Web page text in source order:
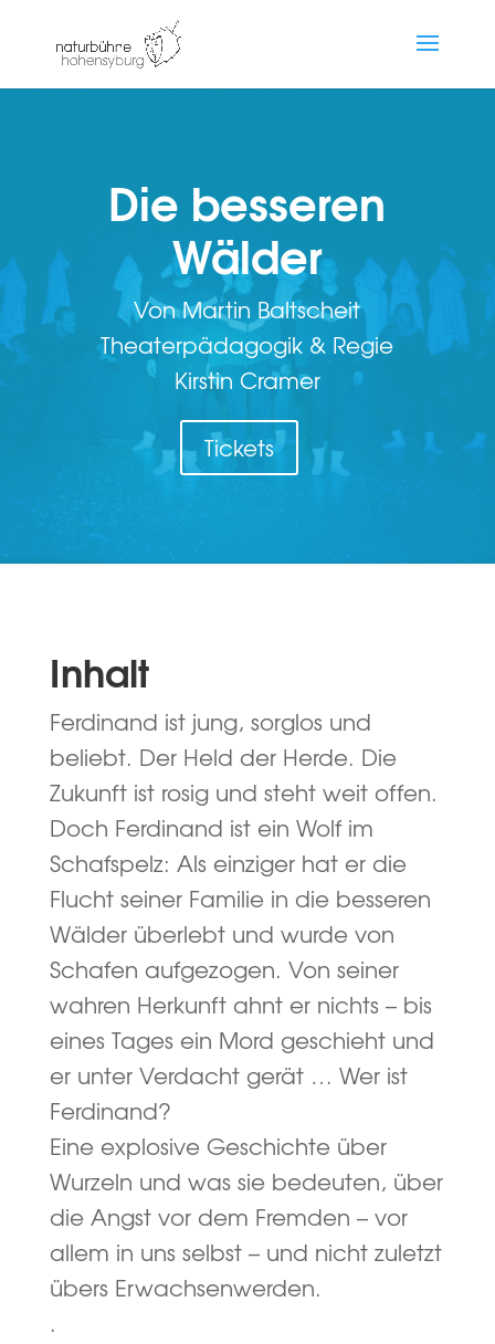
Die besseren
Wälder
Von Martin Baltscheit
Theaterpädagogik & Regie
Kirstin Cramer
Tickets
Inhalt
Ferdinand ist jung, sorglos und
beliebt. Der Held der Herde. Die
Zukunft ist rosig und steht weit offen.
Doch Ferdinand ist ein Wolf im
Schafspelz: Als einziger hat er die
Flucht seiner Familie in die besseren
Wälder überlebt und wurde von
Schafen aufgezogen. Von seiner
wahren Herkunft ahnt er nichts – bis
eines Tages ein Mord geschieht und
er unter Verdacht gerät … Wer ist
Ferdinand?
Eine explosive Geschichte über
Wurzeln und was sie bedeuten, über
die Angst vor dem Fremden – vor
allem in uns selbst – und nicht zuletzt
übers Erwachsenwerden.
.